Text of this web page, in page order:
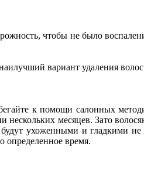
чтобы не было
вариант удаления
к помощи салонных
месяцев. Зато
ухоженными и гладкими
определенное время.